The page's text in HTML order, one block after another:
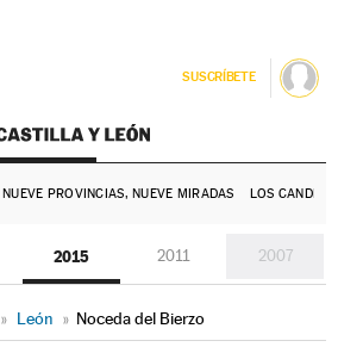
SUSCRÍBETE
NUEVE PROVINCIAS, NUEVE MIRADAS LOS
2015 2011 2007
» León » Noceda del Bierzo